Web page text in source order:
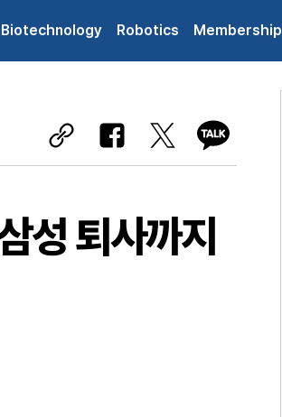
Biotechnology Robotics Membership
성 퇴사까지